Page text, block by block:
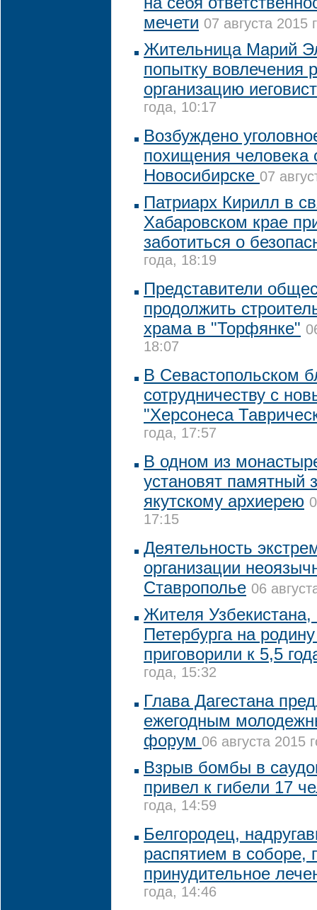
мечети 07 августа 2015
Жительница Марий
попытку вовлечения
организацию
года, 10:17
Возбуждено
похищения человека
Новосибирске 07
Патриарх Кирилл в
Хабаровском крае
заботиться о
года, 18:19
Представители
продолжить
храма в "Торфянке"
18:07
В Севастопольском
сотрудничеству с
"Херсонеса
года, 17:57
В одном из
установят памятный
якутскому архиерею
17:15
Деятельность
организации
Ставрополье 06
Жителя Узбекистана,
Петербурга на
приговорили к 5,5
года, 15:32
Глава Дагестана
ежегодным
форум 06 августа 2015
Взрыв бомбы в
привел к гибели 17
года, 14:59
Белгородец,
распятием в соборе,
принудительное
года, 14:46